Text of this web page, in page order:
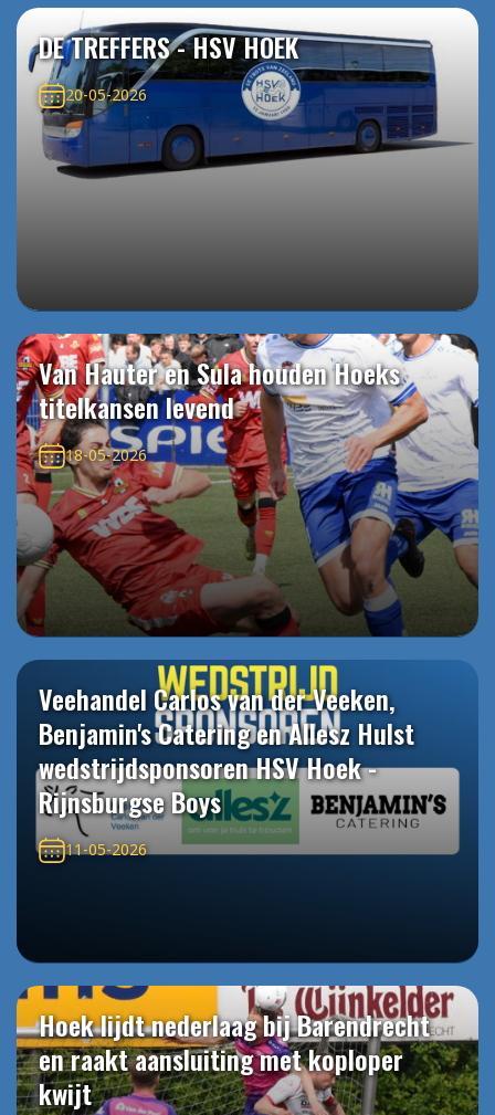
DE TREFFERS - HSV HOEK
20-05-2026
Van Hauter en Sula houden Hoeks
titelkansen levend
18-05-2026
Veehandel Carlos van der Veeken,
Benjamin's Catering en Allesz Hulst
wedstrijdsponsoren HSV Hoek -
Rijnsburgse Boys
11-05-2026
Hoek lijdt nederlaag bij Barendrecht
en raakt aansluiting met koploper
kwijt